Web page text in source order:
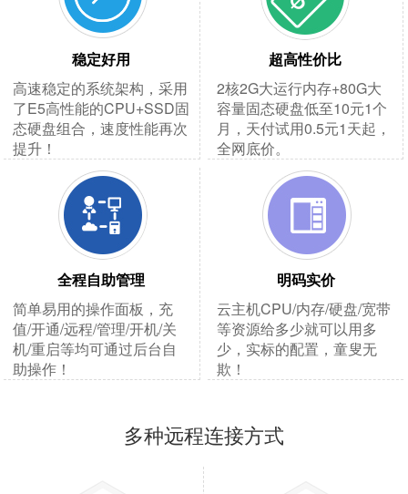
稳定好用
高速稳定的系统架构，采用
了E5高性能的CPU+SSD固
态硬盘组合，速度性能再次
提升！
超高性价比
2核2G大运行内存+80G大
容量固态硬盘低至10元1个
月，天付试用0.5元1天起，
全网底价。
全程自助管理
简单易用的操作面板，充
值/开通/远程/管理/开机/关
机/重启等均可通过后台自
助操作！
明码实价
云主机CPU/内存/硬盘/宽带
等资源给多少就可以用多
少，实标的配置，童叟无
欺！
多种远程连接方式